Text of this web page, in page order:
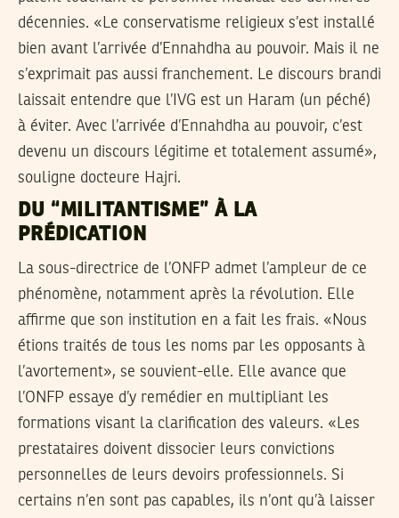
décennies. «Le conservatisme religieux s’est installé
bien avant l’arrivée d’Ennahdha au pouvoir. Mais il ne
s’exprimait pas aussi franchement. Le discours brandi
laissait entendre que l’IVG est un Haram (un péché)
à éviter. Avec l’arrivée d’Ennahdha au pouvoir, c’est
devenu un discours légitime et totalement assumé»,
souligne docteure Hajri.
DU “MILITANTISME” À LA
PRÉDICATION
La sous-directrice de l’ONFP admet l’ampleur de ce
phénomène, notamment après la révolution. Elle
affirme que son institution en a fait les frais. «Nous
étions traités de tous les noms par les opposants à
l’avortement», se souvient-elle. Elle avance que
l’ONFP essaye d’y remédier en multipliant les
formations visant la clarification des valeurs. «Les
prestataires doivent dissocier leurs convictions
personnelles de leurs devoirs professionnels. Si
certains n’en sont pas capables, ils n’ont qu’à laisser